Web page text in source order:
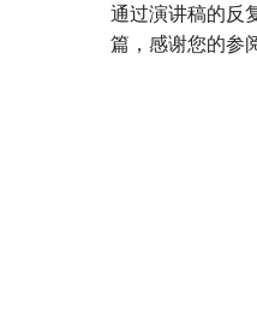
通过演讲稿的反
篇，感谢您的参